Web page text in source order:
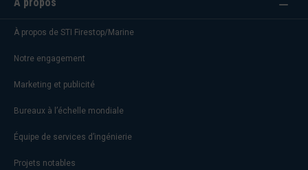
À propos de STI Firestop/Marine
Notre engagement
Marketing et publicité
Bureaux à l’échelle mondiale
Équipe de services d’ingénierie
Projets notables